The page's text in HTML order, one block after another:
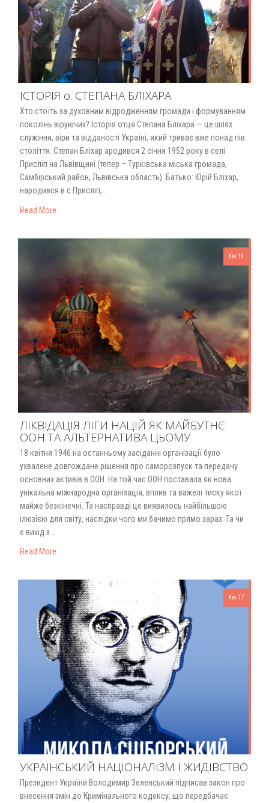
ІСТОРІЯ о. СТЕПАНА БЛІХАРА
Хто стоїть за духовним відродженням громади і формуванням
поколінь віруючих? Історія отця Степана Бліхара — це шлях
служіння, віри та відданості Україні, який триває вже понад пів
століття. Степан Бліхар ародився 2 січня 1952 року в селі
Присліп на Львівщині (тепер – Турківська міська громада,
Самбірський район, Львівська область). Батько: Юрій Бліхар,
народився в с.Присліп,…
Read More
Кві 19
ЛІКВІДАЦІЯ ЛІГИ НАЦІЙ ЯК МАЙБУТНЄ
ООН ТА АЛЬТЕРНАТИВА ЦЬОМУ
18 квітня 1946 на останньому засіданні організації було
ухвалене довгождане рішення про саморозпуск та передачу
основних активів в ООН. На той час ООН поставала як нова
унікальна міжнародна організація, вплив та важелі тиску якої
майже безкінечні. Та насправді це виявилось найбільшою
ілюзією для світу, наслідки чого ми бачимо прямо зараз. Та чи
є вихід з…
Read More
Кві 17
УКРАЇНСЬКИЙ НАЦІОНАЛІЗМ І ЖИДІВСТВО
Президент України Володимир Зеленський підписав закон про
внесення змін до Кримінального кодексу, що передбачає